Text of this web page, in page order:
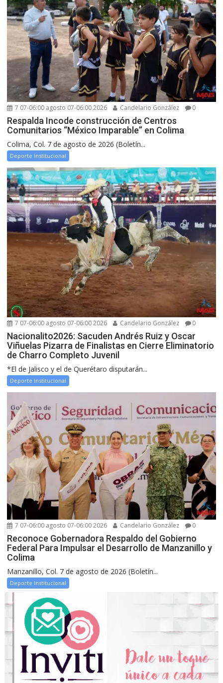
7 07-06:00 agosto 07-06:00 2026 Candelario González 0
Respalda Incode construcción de Centros
Comunitarios “México Imparable” en Colima
Colima, Col. 7 de agosto de 2026 (Boletín...
Deporte Institucional
7 07-06:00 agosto 07-06:00 2026 Candelario González 0
Nacionalito2026: Sacuden Andrés Ruiz y Oscar
Viñuelas Pizarra de Finalistas en Cierre Eliminatorio
de Charro Completo Juvenil
*El de Jalisco y el de Querétaro disputarán...
Deporte Institucional
7 07-06:00 agosto 07-06:00 2026 Candelario González 0
Reconoce Gobernadora Respaldo del Gobierno
Federal Para Impulsar el Desarrollo de Manzanillo y
Colima
Manzanillo, Col. 7 de agosto de 2026 (Boletín...
Deporte Institucional